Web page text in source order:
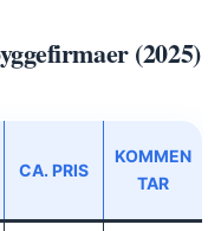
(2025)
CA. PRIS
KOMMEN
TAR